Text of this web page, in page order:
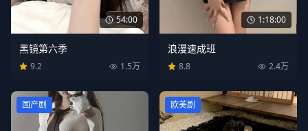
54:00
黑镜第六季
9.2 1.5万
1:18:00
浪漫速成班
8.8 2.4万
国产剧 欧美剧